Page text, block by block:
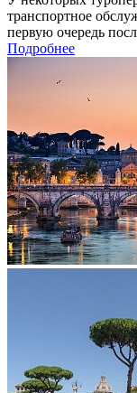
транспортное
первую очередь
Подробнее